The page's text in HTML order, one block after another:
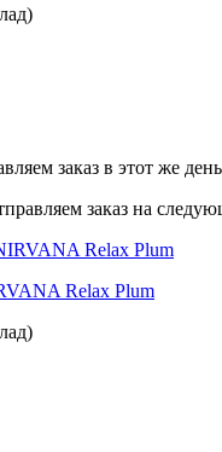
заказ в этот же день
заказ на
Relax Plum